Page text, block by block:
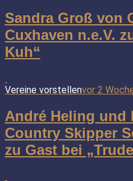
Sandra Groß von
Cuxhaven n.e.V.
Kuh“
Vereine vorstellenvor 2
André Heling und
Country Skipper
zu Gast bei